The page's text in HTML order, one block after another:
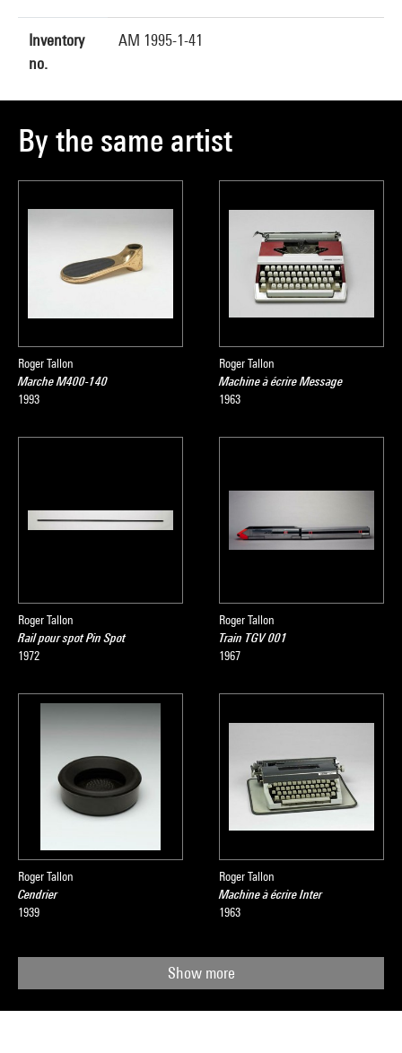
Inventory
no.
AM 1995-1-41
By the same artist
Roger Tallon
Marche M400-140
1993
Roger Tallon
Machine à écrire Message
1963
Roger Tallon
Rail pour spot Pin Spot
1972
Roger Tallon
Train TGV 001
1967
Roger Tallon
Cendrier
1939
Roger Tallon
Machine à écrire Inter
1963
Show more